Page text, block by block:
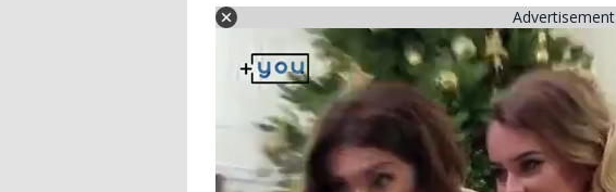
Advertisement